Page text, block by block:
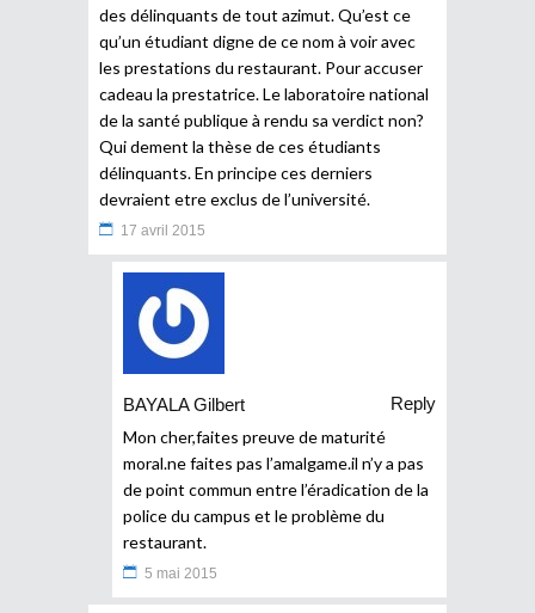
des délinquants de tout azimut. Qu’est ce
qu’un étudiant digne de ce nom à voir avec
les prestations du restaurant. Pour accuser
cadeau la prestatrice. Le laboratoire national
de la santé publique à rendu sa verdict non?
Qui dement la thèse de ces étudiants
délinquants. En principe ces derniers
devraient etre exclus de l’université.
17 avril 2015
BAYALA Gilbert
Reply
Mon cher,faites preuve de maturité
moral.ne faites pas l’amalgame.il n’y a pas
de point commun entre l’éradication de la
police du campus et le problème du
restaurant.
5 mai 2015